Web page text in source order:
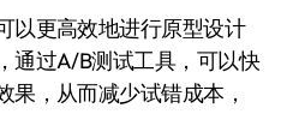
以更高效地进行原型设计
通过A/B测试工具，可以快
果，从而减少试错成本，